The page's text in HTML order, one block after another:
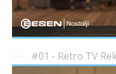
#01 - Retro TV